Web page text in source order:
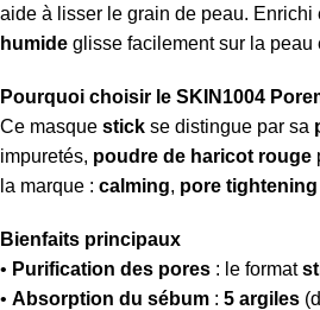
aide à lisser le grain de peau. Enrichi
humide glisse facilement sur la peau
Pourquoi choisir le SKIN1004
Ce masque stick se distingue par sa
impuretés, poudre de haricot rouge
la marque : calming, pore tightening
Bienfaits principaux
• Purification des pores : le format
• Absorption du sébum : 5 argiles